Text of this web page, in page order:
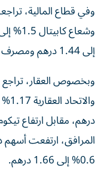
إلى 1.44 درهم ومصرف عجمان 1.4% إلى 1.41 درهم.
0.6% إلى 1.66 درهم.